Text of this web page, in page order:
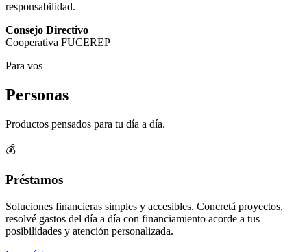
responsabilidad.
Consejo Directivo
Cooperativa FUCEREP
Para vos
Personas
Productos pensados para tu día a día.
💰
Préstamos
Soluciones financieras simples y accesibles. Concretá proyectos,
resolvé gastos del día a día con financiamiento acorde a tus
posibilidades y atención personalizada.